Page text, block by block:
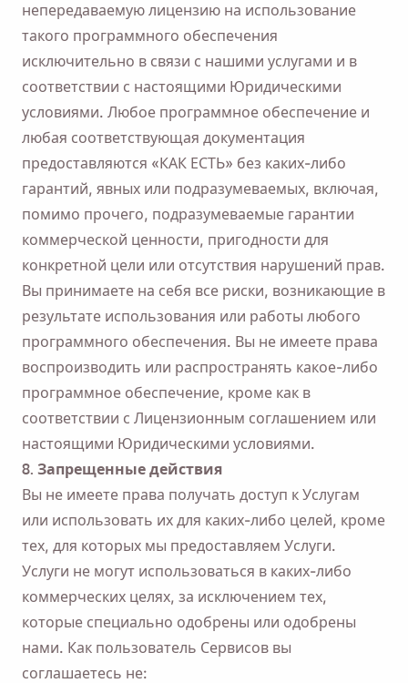
непередаваемую лицензию на использование
такого программного обеспечения
исключительно в связи с нашими услугами и в
соответствии с настоящими Юридическими
условиями. Любое программное обеспечение и
любая соответствующая документация
предоставляются «КАК ЕСТЬ» без каких-либо
гарантий, явных или подразумеваемых, включая,
помимо прочего, подразумеваемые гарантии
коммерческой ценности, пригодности для
конкретной цели или отсутствия нарушений прав.
Вы принимаете на себя все риски, возникающие в
результате использования или работы любого
программного обеспечения. Вы не имеете права
воспроизводить или распространять какое-либо
программное обеспечение, кроме как в
соответствии с Лицензионным соглашением или
настоящими Юридическими условиями.
8. Запрещенные действия
Вы не имеете права получать доступ к Услугам
или использовать их для каких-либо целей, кроме
тех, для которых мы предоставляем Услуги.
Услуги не могут использоваться в каких-либо
коммерческих целях, за исключением тех,
которые специально одобрены или одобрены
нами. Как пользователь Сервисов вы
соглашаетесь не: